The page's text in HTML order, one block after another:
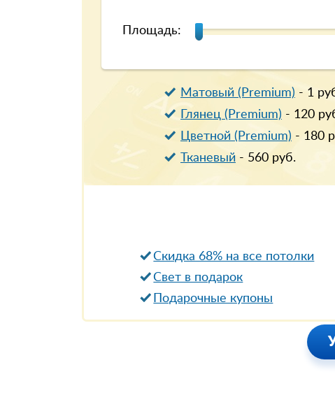
Площадь:
Матовый (Premium) - 1
Глянец (Premium) - 120
Цветной (Premium) - 180
Тканевый- 560руб.
Скидка 68% на все потолки
Свет в подарок
Подарочные купоны